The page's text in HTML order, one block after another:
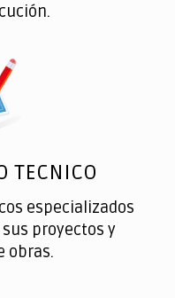
TECNICO
especializados
proyectos y
obras.